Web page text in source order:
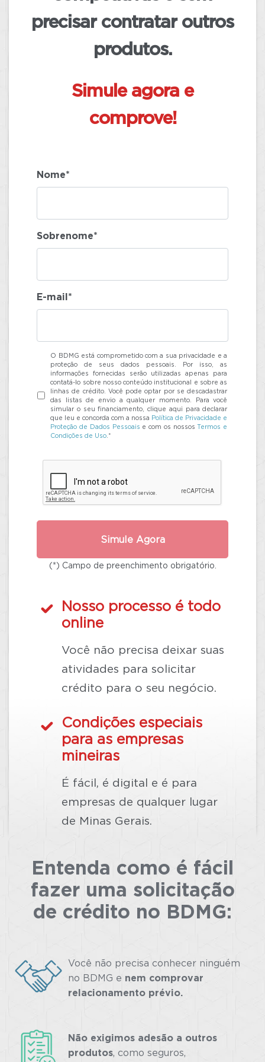
precisar contratar outros
produtos.
Simule agora e
comprove!
Nome*
Sobrenome*
E-mail*
O BDMG está comprometido com a sua privacidade e a
proteção de seus dados pessoais. Por isso, as
informações fornecidas serão utilizadas apenas para
contatá-lo sobre nosso conteúdo institucional e sobre as
linhas de crédito. Você pode optar por se descadastrar
das listas de envio a qualquer momento. Para você
simular o seu financiamento, clique aqui para declarar
que leu e concorda com a nossa Política de Privacidade e
Proteção de Dados Pessoais e com os nossos
Termos e
Condições de Uso.*
Simule Agora
(*) Campo de preenchimento obrigatório.
Nosso processo é todo
online
Você não precisa deixar suas
atividades para solicitar
crédito para o seu negócio.
Condições especiais
para as empresas
mineiras
É fácil, é digital e é para
empresas de qualquer lugar
de Minas Gerais.
Entenda como é fácil
fazer uma solicitação
de crédito no BDMG:
Você não precisa conhecer ninguém
no BDMG e nem comprovar
relacionamento prévio.
Não exigimos adesão a outros
produtos, como seguros,